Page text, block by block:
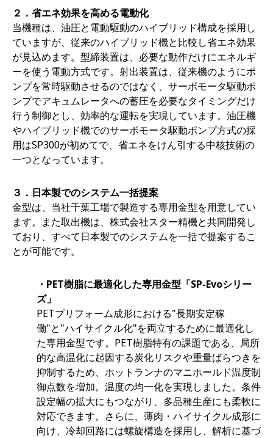
２． 省エネ効果を高める電動化
当機種は、油圧と電動駆動のハイブリッド構成を採用し
ていますが、従来のハイブリッド機と比較し省エネ効果
が見込めます。型締装置は、必要な動作だけにエネルギ
ーを使う電動方式です。射出装置は、従来機のようにポ
ンプを常時駆動させるのではなく、サーボモータ駆動ポ
ンプでアキュムレータへの蓄圧を必要なタイミングだけ
行う制御とし、効率的な運転を実現しています。油圧機
やハイブリッド機でのサーボモータ駆動ポンプ方式の採
用はSP300が初めてで、省エネをけん引する中核技術の
一つとなっています。
３．日本製でのシステム一括提案
金型は、当社千葉工場で製造する専用金型を用意してい
ます。また取出機は、株式会社スター精機と共同開発し
ており、すべて日本製でのシステムを一括で提案するこ
とが可能です。
・PET樹脂に最適化した専用金型「SP-Evoシリー
ズ」
PETプリフォーム成形における"長期安定稼
働"と"ハイサイクル化"を両立するために最適化し
た専用金型です。PET樹脂特有の課題である、局所
的な高温化に起因する炭化リスクや重量ばらつきを
抑制するため、ホットランナのマニホールド温度制
御点数を増加。温度の均一化を実現しました。条件
設定幅の拡大にもつながり、多品種生産にも柔軟に
対応できます。さらに、薄肉・ハイサイクル成形に
向け、冷却回路には螺旋構造を採用し、解析に基づ